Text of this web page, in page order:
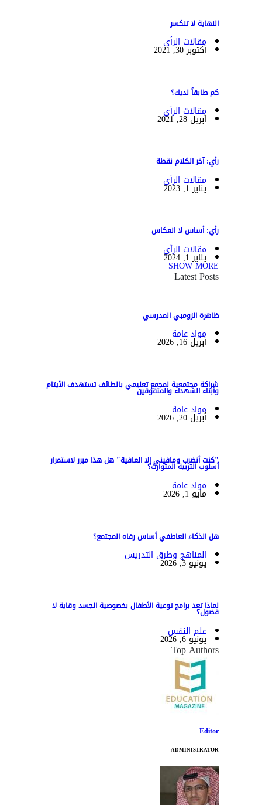
النهاية لا تنكسر
مقالات الرأي
أكتوبر 30, 2021
كم طابقاً لديك؟
مقالات الرأي
أبريل 28, 2021
رأي: آخر الكلام نقطة
مقالات الرأي
يناير 1, 2023
رأي: أساس لا انعكاس
مقالات الرأي
يناير 1, 2024
SHOW MORE
Latest Posts
ظاهرة الزومبي المدرسي
مواد عامة
أبريل 16, 2026
شراكة مجتمعية لمجمع تعليمي بالطائف تستهدف الأيتام
وأبناء الشهداء والمتفوقين
مواد عامة
أبريل 20, 2026
"كنت أنضرب ومافيني إلا العافية" هل هذا مبرر لاستمرار
أسلوب التربية المتوارث؟
مواد عامة
مايو 1, 2026
هل الذكاء العاطفي أساس رفاه المجتمع؟
المناهج وطرق التدريس
يونيو 3, 2026
لماذا تعد برامج توعية الأطفال بخصوصية الجسد وقاية لا
فضول؟
علم النفس
يونيو 6, 2026
Top Authors
Editor
ADMINISTRATOR